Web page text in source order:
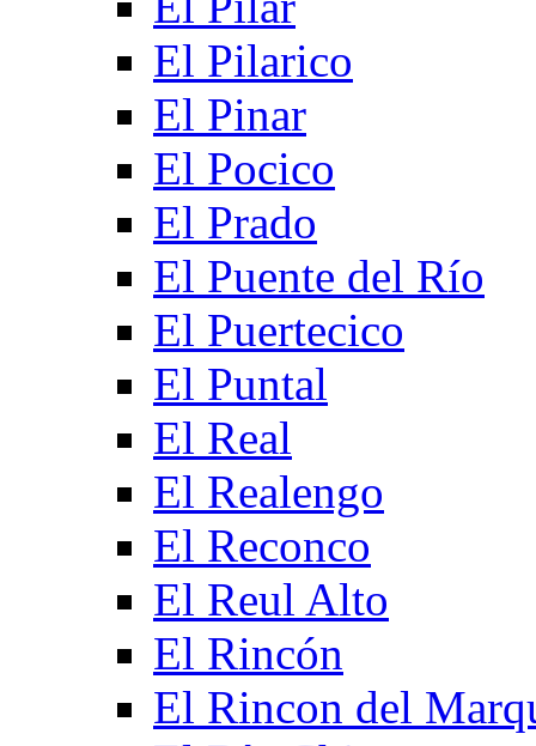
El Pilarico
El Pinar
El Pocico
El Prado
El Puente del Río
El Puertecico
El Puntal
El Real
El Realengo
El Reconco
El Reul Alto
El Rincón
El Rincon del